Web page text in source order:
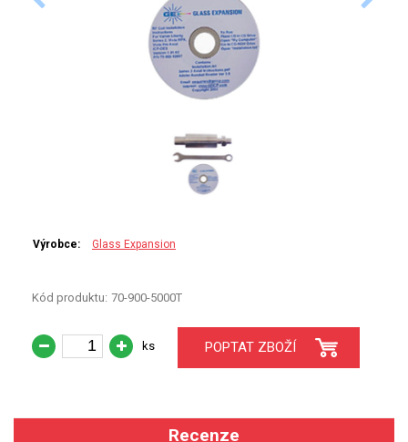
TELEDYNE LEEMAN
GBC
ANALYTIK JENA
HADIČKY
SPECIÁLNÍ APLIKACE
Výrobce: Glass Expansion
Kód produktu: 70-900-5000T
ks POPTAT ZBOŽÍ
Recenze